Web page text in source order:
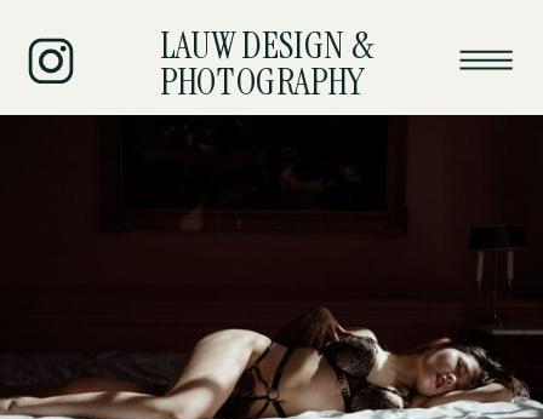
LAUW DESIGN &
PHOTOGRAPHY